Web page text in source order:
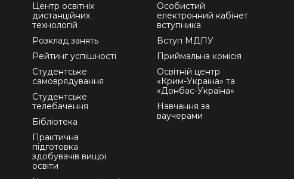
Центр освітніх
дистанційних
технологій
Розклад занять
Рейтинг успішності
Студентське
самоврядування
Студентське
телебачення
Бібліотека
Практична
підготовка
здобувачів вищої
освіти
Особистий
електронний кабінет
вступника
Вступ МДПУ
Приймальна комісія
Освітній центр
«Крим-Україна» та
«Донбас-Україна»
Навчання за
ваучерами